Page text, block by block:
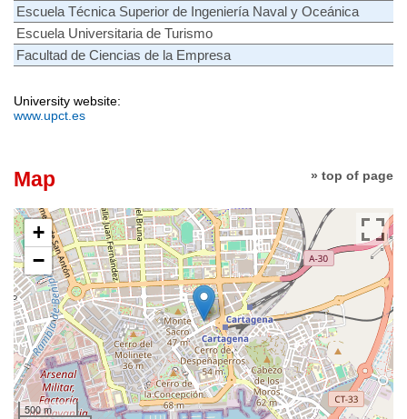
Escuela Técnica Superior de Ingeniería Naval y Oceánica
Escuela Universitaria de Turismo
Facultad de Ciencias de la Empresa
University website:
www.upct.es
» top of page
Map
+
−
500 m